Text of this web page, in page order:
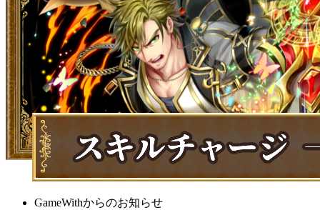
GameWithからのお知らせ